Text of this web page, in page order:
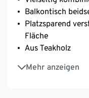
Balkontisch
Platzsparend
Fläche
Aus Teakholz
Mehr anzeigen
UV- und